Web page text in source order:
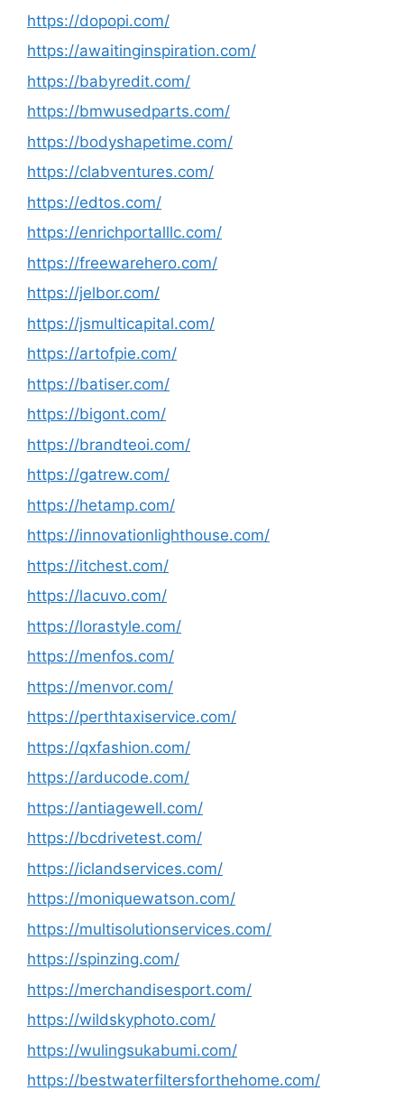
https://dopopi.com/
https://awaitinginspiration.com/
https://babyredit.com/
https://bmwusedparts.com/
https://bodyshapetime.com/
https://clabventures.com/
https://edtos.com/
https://enrichportalllc.com/
https://freewarehero.com/
https://jelbor.com/
https://jsmulticapital.com/
https://artofpie.com/
https://batiser.com/
https://bigont.com/
https://brandteoi.com/
https://gatrew.com/
https://hetamp.com/
https://innovationlighthouse.com/
https://itchest.com/
https://lacuvo.com/
https://lorastyle.com/
https://menfos.com/
https://menvor.com/
https://perthtaxiservice.com/
https://qxfashion.com/
https://arducode.com/
https://antiagewell.com/
https://bcdrivetest.com/
https://iclandservices.com/
https://moniquewatson.com/
https://multisolutionservices.com/
https://spinzing.com/
https://merchandisesport.com/
https://wildskyphoto.com/
https://wulingsukabumi.com/
https://bestwaterfiltersforthehome.com/